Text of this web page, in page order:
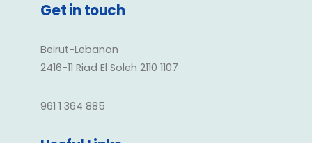
Get in touch
Beirut-Lebanon
2416-11 Riad El Soleh 2110 1107
961 1 364 885